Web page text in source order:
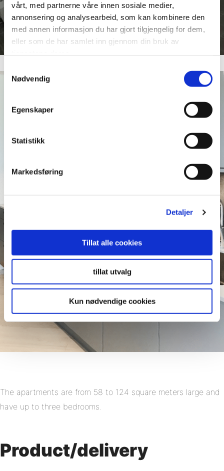
vårt, med partnerne våre innen sosiale medier,
annonsering og analysearbeid, som kan kombinere den
med annen informasjon du har gjort tilgjengelig for dem,
eller som de har samlet inn gjennom din bruk av
Nødvendig
Egenskaper
Statistikk
Markedsføring
Detaljer
Tillat alle cookies
tillat utvalg
Kun nødvendige cookies
The apartments are from 58 to 124 square meters large and
have up to three bedrooms.
Product/delivery